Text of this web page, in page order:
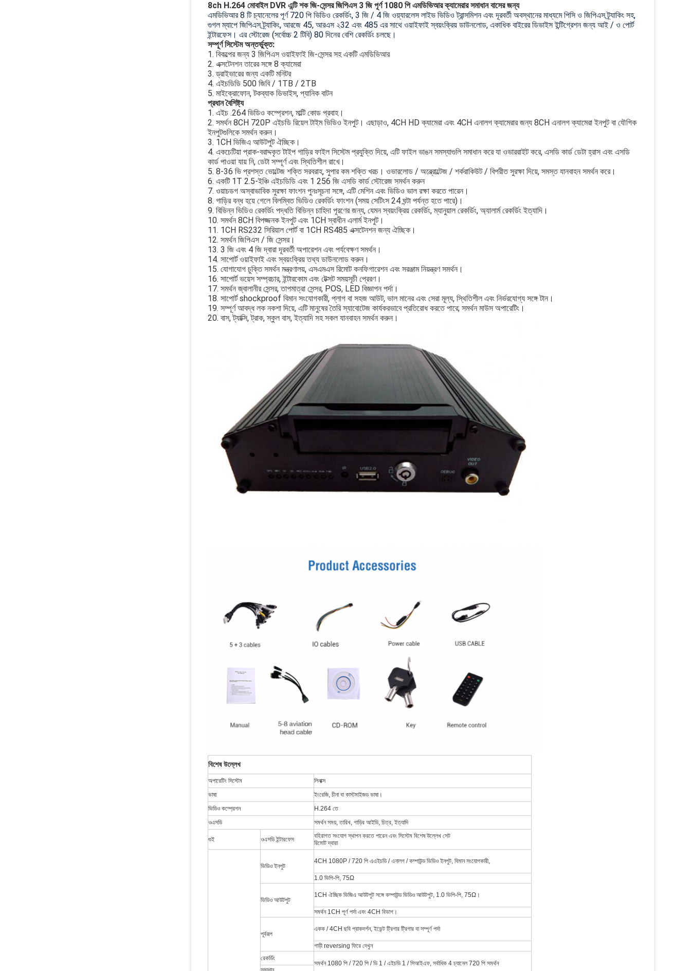
8ch H.264 মোবাইল DVR এন্টি শক জি-সেন্সর জিপিএস 3 জি পূর্ণ 1080 পি এমডিভিআর ক্যামেরার সমাধান বাসের জন্য
এমডিভিআর 8 টি চ্যানেলের পূর্ণ 720 পি ভিডিও রেকর্ডিং, 3 জি / 4 জি ওয়্যারলেস লাইভ ভিডিও ট্রান্সমিশন এবং দূরবর্তী অবস্থানের মাধ্যমে পিসি ও জিপিএস ট্র্যাকিং সহ,
গুগল ম্যাপে জিপিএস ট্র্যাকিং, আরজে 45, আরএস ২32 এবং 485 এর সাথে ওয়াইফাই স্বয়ংক্রিয় ডাউনলোড, একাধিক বাইরের ডিভাইস ইন্টিগ্রেশন জন্য আই / ও পোর্ট
ইন্টারফেস। এর স্টোরেজ (সর্বোচ্চ 2 টিবি) 80 দিনের বেশি রেকর্ডিং চলছে।
সম্পূর্ণ সিস্টেম অন্তর্ভুক্ত:
1. বিকল্পের জন্য 3 জিপিএস ওয়াইফাই জি-সেন্সর সহ একটি এমডিভিআর
2. এক্সটেনশন তারের সঙ্গে 8 ক্যামেরা
3. ড্রাইভারের জন্য একটি মনিটর
4. এইচডিডি 500 জিবি / 1TB / 2TB
5. মাইক্রোফোন, টকব্যাক ডিভাইস, প্যানিক বাটন
প্রধান বৈশিষ্ট্য
1. এইচ .264 ভিডিও কম্প্রেশন, মাল্টি কোড প্রবাহ।
2. সমর্থন 8CH 720P এইচডি রিয়েল টাইম ভিডিও ইনপুট। এছাড়াও, 4CH HD ক্যামেরা এবং 4CH এনালগ ক্যামেরার জন্য 8CH এনালগ ক্যামেরা ইনপুট বা যৌগিক
ইনপুটগুলিকে সমর্থন করুন।
3. 1CH ভিজিএ আউটপুট ঐচ্ছিক।
4. একচেটিয়া প্রাক-বরাদ্দকৃত টাইপ গাড়ির ফাইল সিস্টেম প্রযুক্তি দিয়ে, এটি ফাইল ভাঙন সমস্যাগুলি সমাধান করে যা ওভাররাইট করে, এসডি কার্ড ডেটা হ্রাস এবং এসডি
কার্ড পাওয়া যায় নি, ডেটা সম্পূর্ণ এবং স্থিতিশীল রাখে।
5. 8-36 ভি প্রশস্ত ভোল্টেজ শক্তি সরবরাহ, সুপার কম শক্তি খরচ। ওভারলোড / অব্ভ্রোল্টেজ / শর্করাকিউট / বিপরীত সুরক্ষা দিয়ে, সমস্ত যানবাহন সমর্থন করে।
6. একটি 1T 2.5-ইঞ্চি এইচডিডি এবং 1 256 জি এসডি কার্ড স্টোরেজ সমর্থন করুন
7. ওয়াচডগ অস্বাভাবিক সুরক্ষা ফাংশন পুনঃসূচনা সঙ্গে, এটি মেশিন এবং ভিডিও ভাল রক্ষা করতে পারেন।
8. গাড়ির বন্ধ হয়ে গেলে বিলম্বিত ভিডিও রেকর্ডিং ফাংশন (সময় সেটিংস 24 ঘন্টা পর্যন্ত হতে পারে)।
9. বিভিন্ন ভিডিও রেকর্ডিং পদ্ধতি বিভিন্ন চাহিদা পূরণের জন্য, যেমন স্বয়ংক্রিয় রেকর্ডিং, ম্যানুয়াল রেকর্ডিং, অ্যালার্ম রেকর্ডিং ইত্যাদি।
10. সমর্থন 8CH বিপজ্জনক ইনপুট এবং 1CH স্বাধীন এলার্ম ইনপুট।
11. 1CH RS232 সিরিয়াল পোর্ট বা 1CH RS485 এক্সটেনশন জন্য ঐচ্ছিক।
12. সমর্থন জিপিএস / জি সেন্সর।
13. 3 জি এবং 4 জি দ্বারা দূরবর্তী অপারেশন এবং পর্যবেক্ষণ সমর্থন।
14. সাপোর্ট ওয়াইফাই এবং স্বয়ংক্রিয় তথ্য ডাউনলোড করুন।
15. যোগাযোগ চুক্তি সমর্থন মন্ত্রণালয়, এসএমএস রিমোট কনফিগারেশন এবং সরঞ্জাম নিয়ন্ত্রণ সমর্থন।
16. সাপোর্ট ভয়েস সম্প্রচার, ইন্টারকোম এবং টেক্সট সময়সূচী প্রেরণ।
17. সমর্থন জ্বালানীর সেন্সর, তাপমাত্রা সেন্সর, POS, LED বিজ্ঞাপন পর্দা।
18. সাপোর্ট shockproof বিমান সংযোগকারী, প্লাগ বা সহজ আউট, ভাল মানের এবং সেরা মূল্য, স্থিতিশীল এবং নির্ভরযোগ্য সঙ্গে টান।
19. সম্পূর্ণ আবদ্ধ লক নকশা দিয়ে, এটি মানুষের তৈরি স্যাবোটেজ কার্যকরভাবে প্রতিরোধ করতে পারে; সমর্থন মাউস অপারেটিং।
20. বাস, ট্যাক্সি, ট্রাক, স্কুল বাস, ইত্যাদি সহ সকল যানবাহন সমর্থন করুন।
বিশেষ উল্লেখ
অপারেটিং সিস্টেম
লিনাক্স
ভাষা
ইংরেজি, চীনা বা কাস্টমাইজড ভাষা।
ভিডিও কম্প্রেশন
H.264 তে
ওএসডি
সমর্থন সময়, তারিখ, গাড়ির আইডি, চিত্র, ইত্যাদি
গুই ওএসডি ইন্টারফেস
বহিরাগত সংযোগ স্থাপন করতে পারেন এবং সিস্টেম বিশেষ উল্লেখ সেট
রিমোট দ্বারা
ভিডিও ইনপুট
4CH 1080P / 720 পি এএইচডি / এনালগ / কম্পাউন্ড ভিডিও ইনপুট, বিমান সংযোগকারী,
1.0 ভিপি-পি, 75Ω
ভিডিও আউটপুট
1CH ঐচ্ছিক ভিজিএ আউটপুট সঙ্গে কম্পাউন্ড ভিডিও আউটপুট, 1.0 ভিপি-পি, 75Ω।
সমর্থন 1CH পূর্ণ পর্দা এবং 4CH বিভাগ।
পূর্বরূপ
একক / 4CH ছবি প্রাকদর্শন, ইভেন্ট ট্রিগার ট্রিগার বা সম্পূর্ণ পর্দা
গাড়ী reversing ফিরে দেখুন
রেকর্ডিং
সমর্থন 1080 পি / 720 পি / ডি 1 / এইচডি 1 / সিআইএফ, সর্বাধিক 4 চ্যানেল 720 পি সমর্থন